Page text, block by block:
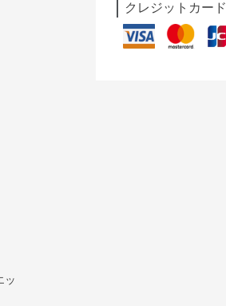
ッ
クレジットカード